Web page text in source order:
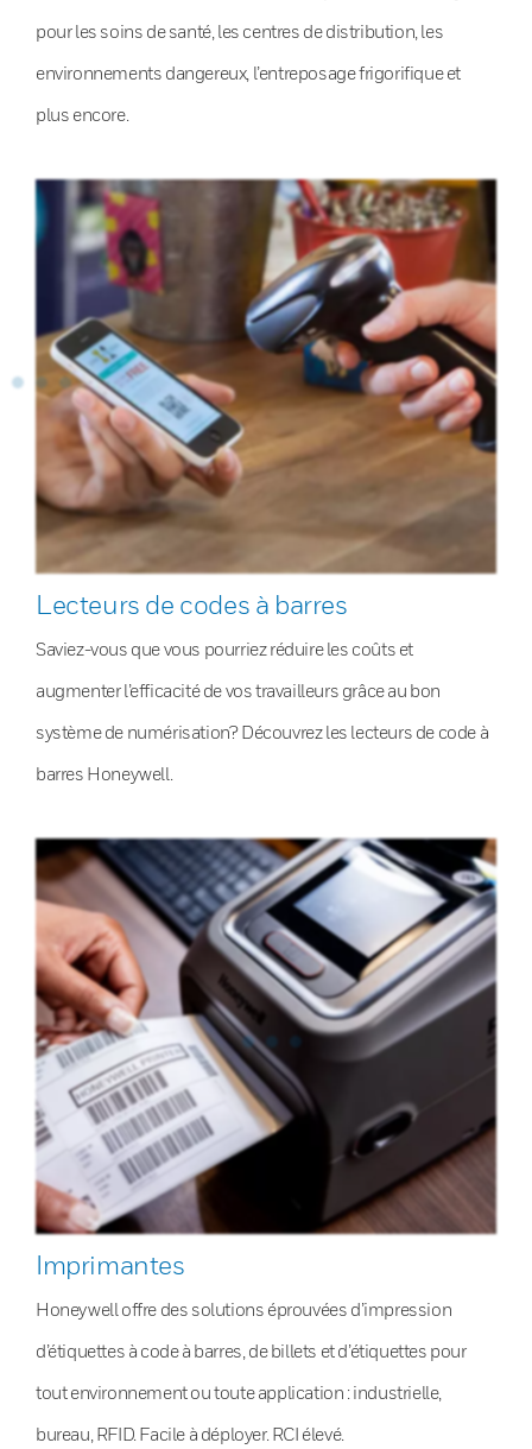
pour les soins de santé, les centres de distribution, les
environnements dangereux, l’entreposage frigorifique et
plus encore.
Lecteurs de codes à barres
Saviez-vous que vous pourriez réduire les coûts et
augmenter l’efficacité de vos travailleurs grâce au bon
système de numérisation? Découvrez les lecteurs de code à
barres Honeywell.
Imprimantes
Honeywell offre des solutions éprouvées d’impression
d’étiquettes à code à barres, de billets et d’étiquettes pour
tout environnement ou toute application : industrielle,
bureau, RFID. Facile à déployer. RCI élevé.